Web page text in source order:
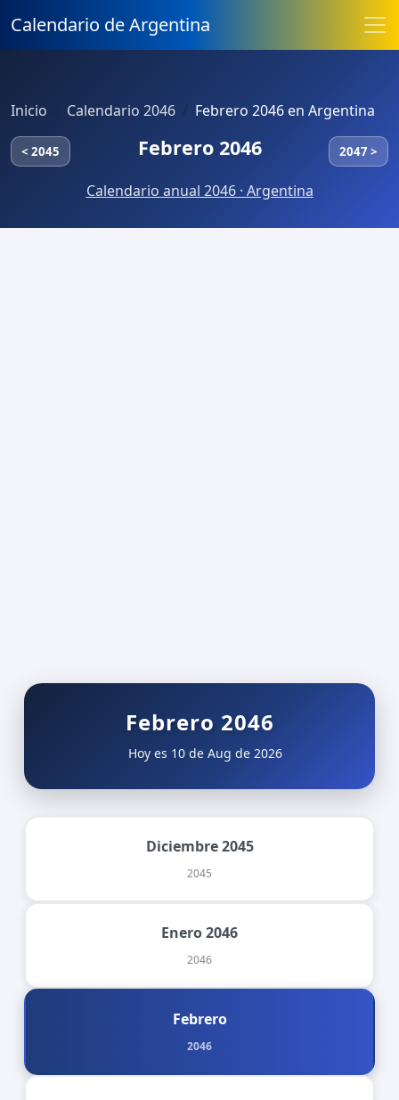
Calendario de Argentina
Inicio Calendario 2046 Febrero 2046 en Argentina
< 2045 Febrero 2046 2047 >
Calendario anual 2046 · Argentina
Febrero 2046
Hoy es 10 de Aug de 2026
Diciembre 2045
2045
Enero 2046
2046
Febrero
2046